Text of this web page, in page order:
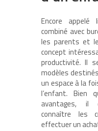
Encore
combiné avec
les parents et
concept
productivité. Il
modèles
un espace à la
l’enfant. Bien
avantages, il
connaître les
effectuer un